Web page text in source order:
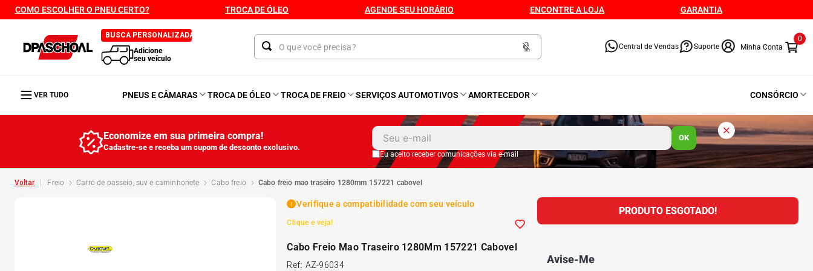
COMO ESCOLHER O PNEU CERTO? TROCA DE ÓLEO AGENDE SEU HORÁRIO ENCONTRE A LOJA GARANTIA
BUSCA PERSONALIZADA
Adicione
seu veículo
Central de Vendas Suporte
0
VER TUDO PNEUS E CÂMARAS TROCA DE ÓLEO TROCA DE FREIO SERVIÇOS AUTOMOTIVOS AMORTECEDOR CONSÓRCIO
Economize em sua primeira compra!
Cadastre-se e receba um cupom de desconto exclusivo.
OK
Eu aceito receber comunicações via e-mail
freio carro de passeio, suv e caminhonete cabo freio cabo freio mao traseiro 1280mm 157221 cabovel
Verifique a compatibilidade com seu veículo
Clique e veja!
Cabo Freio Mao Traseiro 1280Mm 157221 Cabovel
Ref: AZ-96034
PRODUTO ESGOTADO!
Avise-Me
1º Kit 4 Pneu
2º Kit Pneu
3 º Bproauto
175 65r14
Kit 4 Pneu Xbri Aro 13